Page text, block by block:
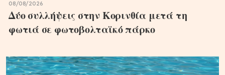
08/08/2026
Δύο συλλήψεις στην Κορινθία μετά τη
φωτιά σε φωτοβολταϊκό πάρκο